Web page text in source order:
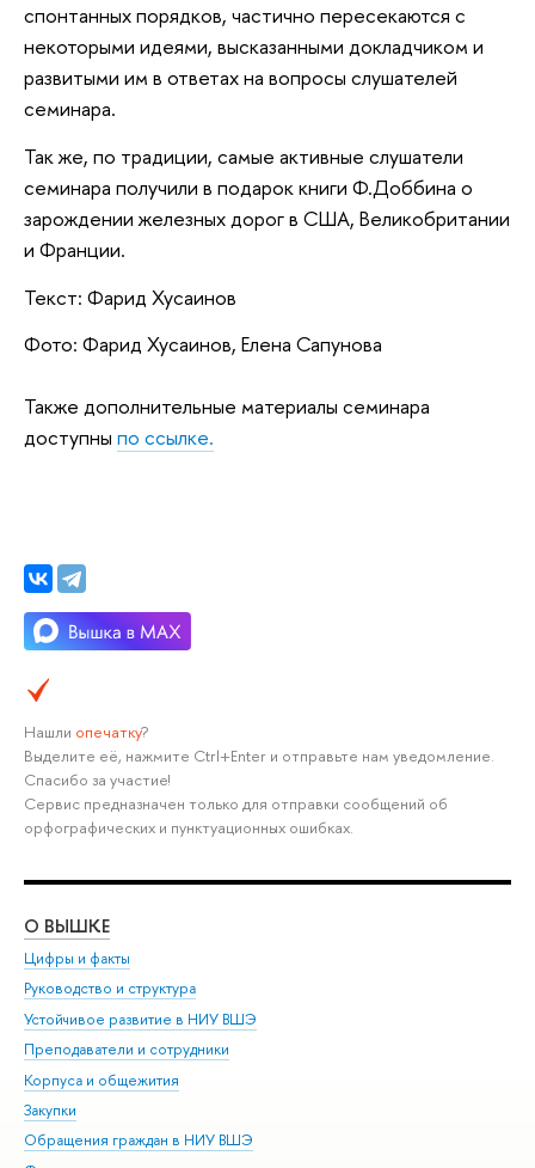
спонтанных порядков, частично пересекаются с
некоторыми идеями, высказанными докладчиком и
развитыми им в ответах на вопросы слушателей
семинара.
Так же, по традиции, самые активные слушатели
семинара получили в подарок книги Ф.Доббина о
зарождении железных дорог в США, Великобритании
и Франции.
Текст: Фарид Хусаинов
Фото: Фарид Хусаинов, Елена Сапунова
Также дополнительные материалы семинара
доступны по ссылке.
Нашли опечатку?
Выделите её, нажмите Ctrl+Enter и отправьте нам уведомление.
Спасибо за участие!
Сервис предназначен только для отправки сообщений об
орфографических и пунктуационных ошибках.
О ВЫШКЕ
Цифры и факты
Руководство и структура
Устойчивое развитие в НИУ ВШЭ
Преподаватели и сотрудники
Корпуса и общежития
Закупки
Обращения граждан в НИУ ВШЭ